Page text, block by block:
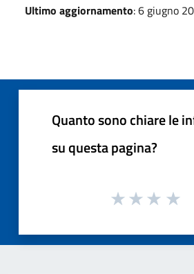
Ultimo aggiornamento: 6 giugno
Quanto sono chiare le
su questa pagina?